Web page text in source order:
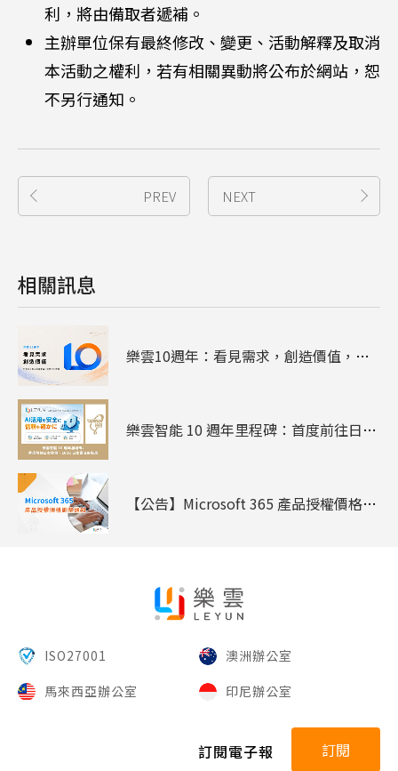
利，將由備取者遞補。
主辦單位保有最終修改、變更、活動解釋及取消
本活動之權利，若有相關異動將公布於網站，恕
不另行通知。
PREV NEXT
相關訊息
樂雲10週年：看見需求，創造價值，陪企業走過雲端、資安與AI
樂雲智能 10 週年里程碑：首度前往日本參展 - 2026 日本臺灣形象展
【公告】Microsoft 365 產品授權價格調整通知
ISO27001
澳洲辦公室
馬來西亞辦公室
印尼辦公室
訂閱電子報 訂閱